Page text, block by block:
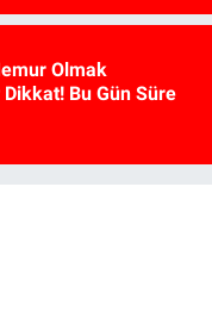
Olmak
Bu Gün Süre